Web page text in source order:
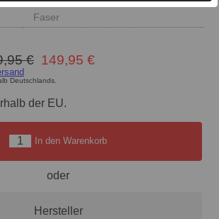
Faser
€ 149,95 €
Deutschlands.
der EU.
In den Warenkorb
oder
Hersteller